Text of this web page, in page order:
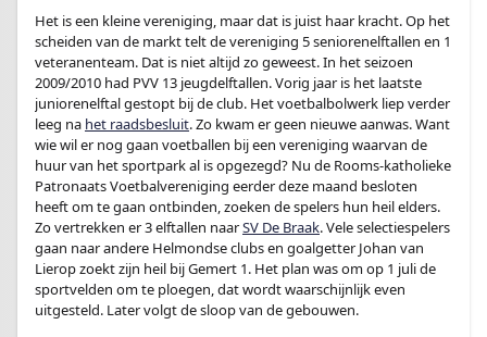
Het is een kleine vereniging, maar dat is juist haar kracht. Op het
scheiden van de markt telt de vereniging 5 seniorenelftallen en 1
veteranenteam. Dat is niet altijd zo geweest. In het seizoen
2009/2010 had PVV 13 jeugdelftallen. Vorig jaar is het laatste
juniorenelftal gestopt bij de club. Het voetbalbolwerk liep verder
leeg na het raadsbesluit. Zo kwam er geen nieuwe aanwas. Want
wie wil er nog gaan voetballen bij een vereniging waarvan de
huur van het sportpark al is opgezegd? Nu de Rooms-katholieke
Patronaats Voetbalvereniging eerder deze maand besloten
heeft om te gaan ontbinden, zoeken de spelers hun heil elders.
Zo vertrekken er 3 elftallen naarSV De Braak. Vele selectiespelers
gaan naar andere Helmondse clubs en goalgetter Johan van
Lierop zoekt zijn heil bij Gemert 1. Het plan was om op 1 juli de
sportvelden om te ploegen, dat wordt waarschijnlijk even
uitgesteld. Later volgt de sloop van de gebouwen.